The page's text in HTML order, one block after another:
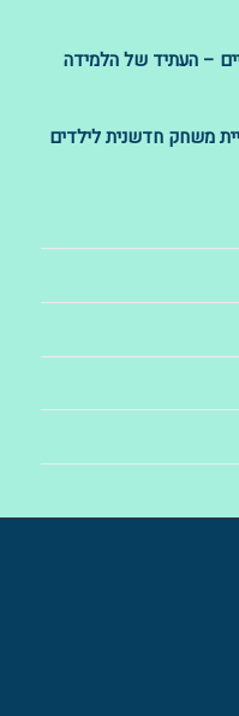
– העתיד של הלמידה
משחק חדשנית לילדים